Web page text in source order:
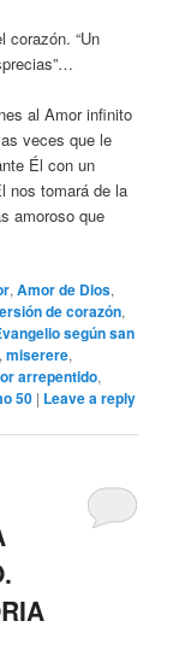
corazón. “Un
al Amor infinito
veces que le
Él con un
nos tomará de la
amoroso que
,Amor de Dios,
de corazón,
según san
,miserere,
arrepentido,
50 | Leave a reply